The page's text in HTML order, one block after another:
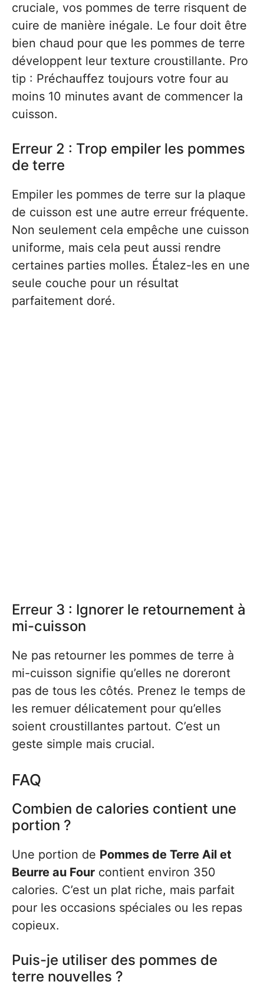
cruciale, vos pommes de terre risquent de
cuire de manière inégale. Le four doit être
bien chaud pour que les pommes de terre
développent leur texture croustillante. Pro
tip : Préchauffez toujours votre four au
moins 10 minutes avant de commencer la
cuisson.
Erreur 2 : Trop empiler les pommes
de terre
Empiler les pommes de terre sur la plaque
de cuisson est une autre erreur fréquente.
Non seulement cela empêche une cuisson
uniforme, mais cela peut aussi rendre
certaines parties molles. Étalez-les en une
seule couche pour un résultat
parfaitement doré.
Erreur 3 : Ignorer le retournement à
mi-cuisson
Ne pas retourner les pommes de terre à
mi-cuisson signifie qu’elles ne doreront
pas de tous les côtés. Prenez le temps de
les remuer délicatement pour qu’elles
soient croustillantes partout. C’est un
geste simple mais crucial.
FAQ
Combien de calories contient une
portion ?
Une portion de Pommes de Terre Ail et
Beurre au Four contient environ 350
calories. C’est un plat riche, mais parfait
pour les occasions spéciales ou les repas
copieux.
Puis-je utiliser des pommes de
terre nouvelles ?